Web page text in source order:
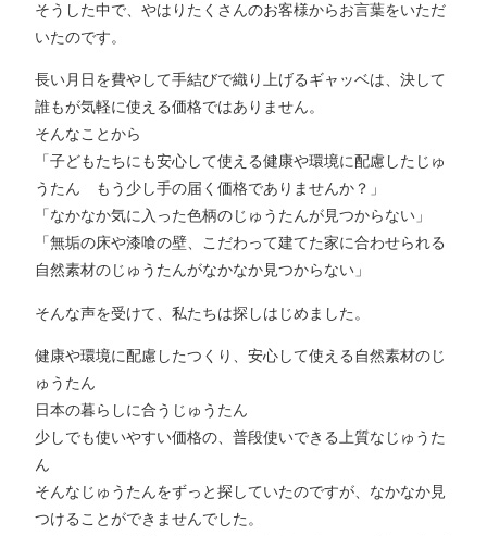
そうした中で、やはりたくさんのお客様からお言葉をいただ
いたのです。
長い月日を費やして手結びで織り上げるギャッベは、決して
誰もが気軽に使える価格ではありません。
そんなことから
「子どもたちにも安心して使える健康や環境に配慮したじゅ
うたん もう少し手の届く価格でありませんか？」
「なかなか気に入った色柄のじゅうたんが見つからない」
「無垢の床や漆喰の壁、こだわって建てた家に合わせられる
自然素材のじゅうたんがなかなか見つからない」
そんな声を受けて、私たちは探しはじめました。
健康や環境に配慮したつくり、安心して使える自然素材のじ
ゅうたん
日本の暮らしに合うじゅうたん
少しでも使いやすい価格の、普段使いできる上質なじゅうた
ん
そんなじゅうたんをずっと探していたのですが、なかなか見
つけることができませんでした。